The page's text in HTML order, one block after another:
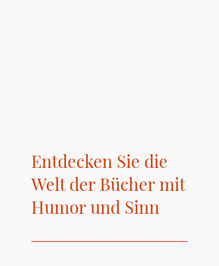
Entdecken Sie die
Welt der Bücher mit
Humor und Sinn